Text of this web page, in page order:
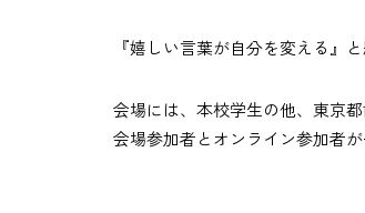
『嬉しい言葉が自分を変える』
会場には、本校学生の他、東京
会場参加者とオンライン参加者